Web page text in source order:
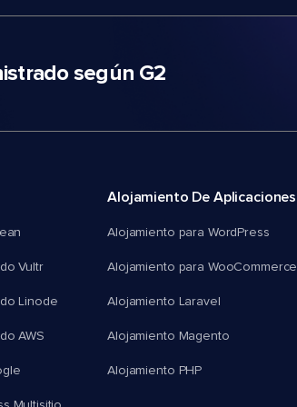
según G2
Vultr
Linode
AWS
Alojamiento De Aplicaciones
Alojamiento para WordPress
Alojamiento para WooCommerce
Alojamiento Laravel
Alojamiento Magento
Alojamiento PHP